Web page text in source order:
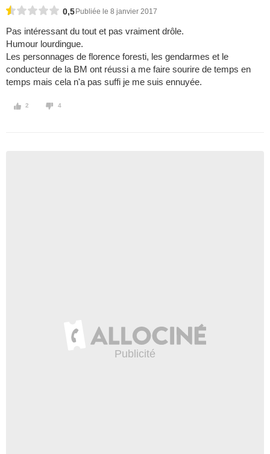
0,5 Publiée le 8 janvier 2017
Pas intéressant du tout et pas vraiment drôle.
Humour lourdingue.
Les personnages de florence foresti, les gendarmes et le
conducteur de la BM ont réussi a me faire sourire de temps en
temps mais cela n'a pas suffi je me suis ennuyée.
2 4